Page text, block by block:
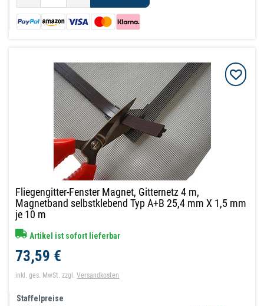
Fliegengitter-Fenster Magnet, Gitternetz 4 m,
Magnetband selbstklebend Typ A+B 25,4 mm X 1,5 mm
je 10 m
Artikel ist sofort lieferbar
73,59 €
inkl. ges. MwSt. zzgl.Versandkosten
Staffelpreise